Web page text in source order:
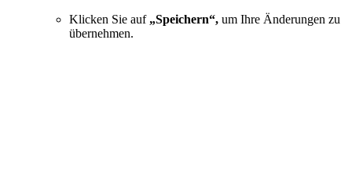
Klicken Sie auf „Speichern“, um Ihre Änderungen zu
übernehmen.